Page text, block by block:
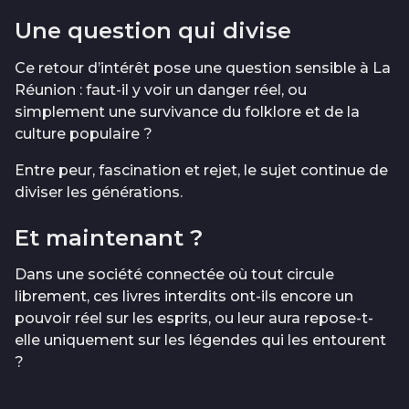
Une question qui divise
Ce retour d’intérêt pose une question sensible à La
Réunion : faut-il y voir un danger réel, ou
simplement une survivance du folklore et de la
culture populaire ?
Entre peur, fascination et rejet, le sujet continue de
diviser les générations.
Et maintenant ?
Dans une société connectée où tout circule
librement, ces livres interdits ont-ils encore un
pouvoir réel sur les esprits, ou leur aura repose-t-
elle uniquement sur les légendes qui les entourent
?